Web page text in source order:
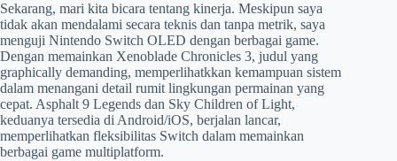
Sekarang, mari kita bicara tentang kinerja. Meskipun saya
tidak akan mendalami secara teknis dan tanpa metrik, saya
menguji Nintendo Switch OLED dengan berbagai game.
Dengan memainkan Xenoblade Chronicles 3, judul yang
graphically demanding, memperlihatkkan kemampuan sistem
dalam menangani detail rumit lingkungan permainan yang
cepat. Asphalt 9 Legends dan Sky Children of Light,
keduanya tersedia di Android/iOS, berjalan lancar,
memperlihatkan fleksibilitas Switch dalam memainkan
berbagai game multiplatform.